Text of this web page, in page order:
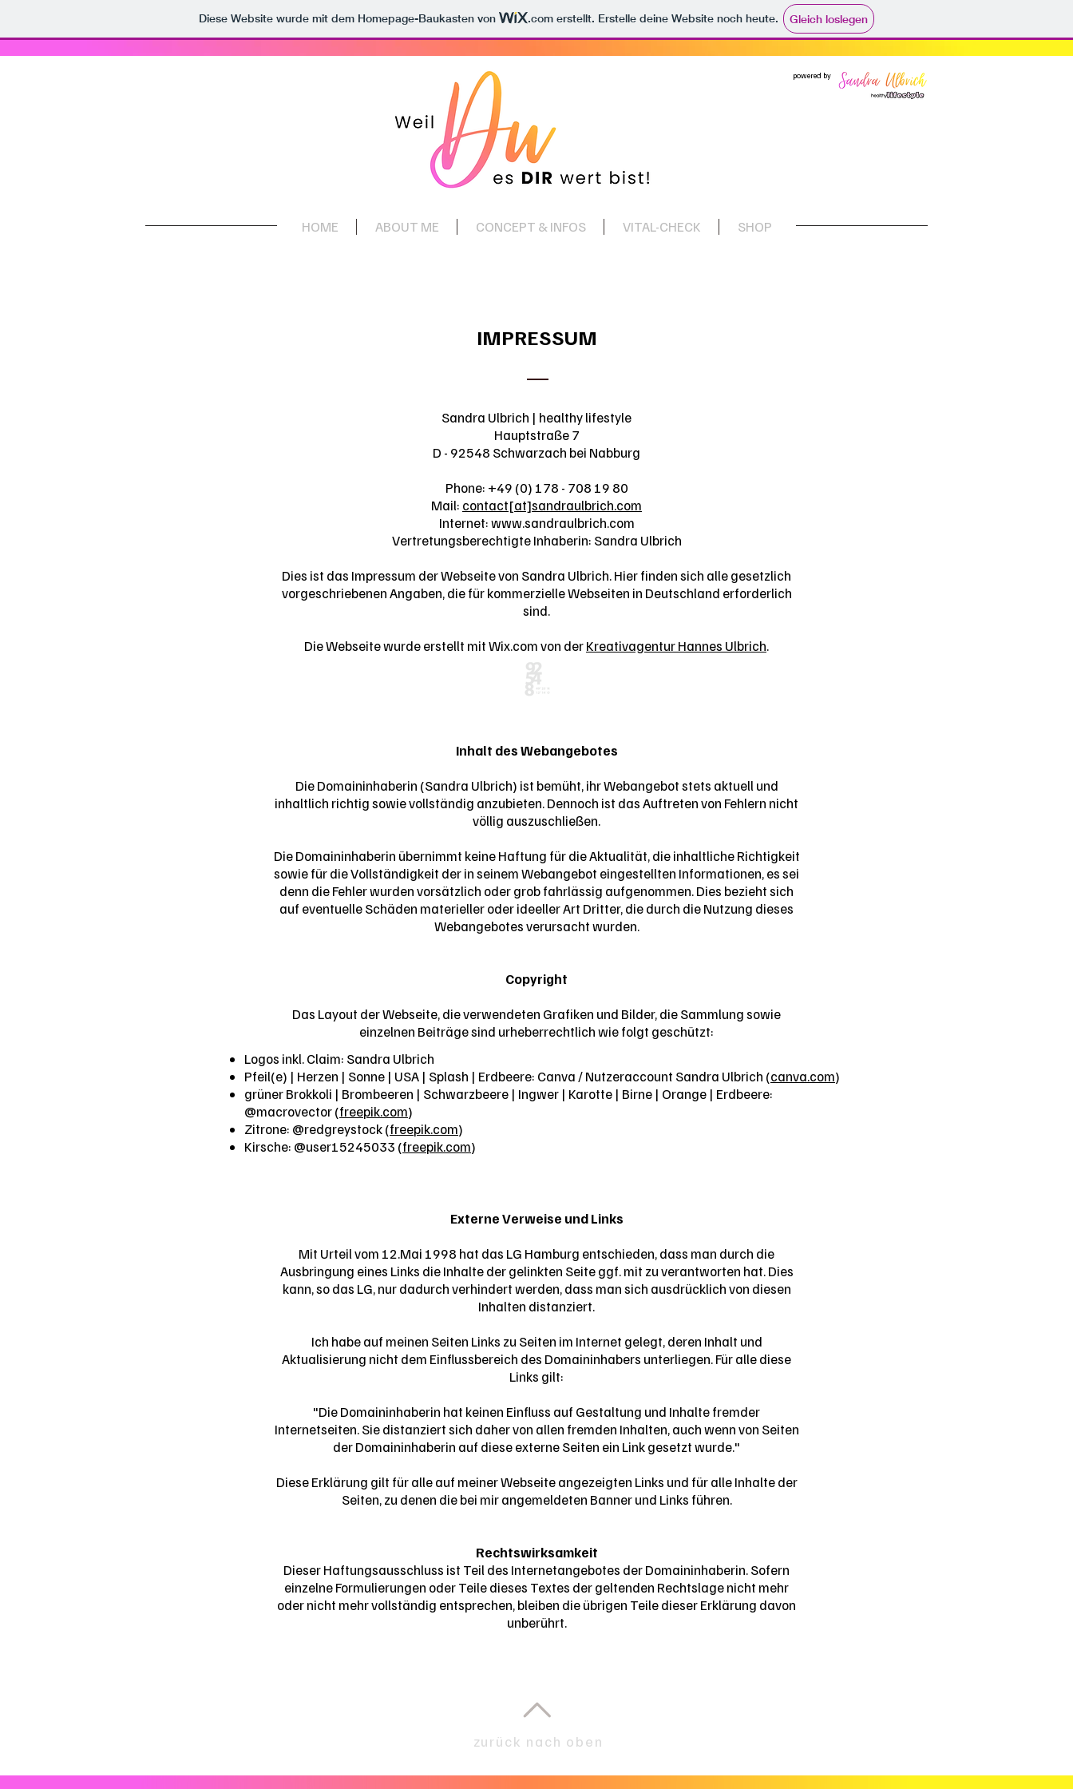
Diese Website wurde mit dem Homepage-Baukasten von .com erstellt. Erstelle deine Website noch heute. Gleich loslegen
powered by
HOME ABOUT ME CONCEPT & INFOS VITAL-CHECK SHOP
IMPRESSUM
Sandra Ulbrich | healthy lifestyle
Hauptstraße 7
D - 92548 Schwarzach bei Nabburg
Phone: +49 (0) 178 - 708 19 80
Mail: contact[at]sandraulbrich.com
Internet: www.sandraulbrich.com
Vertretungsberechtigte Inhaberin: Sandra Ulbrich
Dies ist das Impressum der Webseite von Sandra Ulbrich. Hier finden sich alle gesetzlich
vorgeschriebenen Angaben, die für kommerzielle Webseiten in Deutschland erforderlich
sind.
Die Webseite wurde erstellt mit Wix.com von​ derKreativagentur Hannes Ulbrich.
Inhalt des Webangebotes
Die Domaininhaberin (Sandra Ulbrich) ist bemüht, ihr Webangebot stets aktuell und
inhaltlich richtig sowie vollständig anzubieten. Dennoch ist das Auftreten von Fehlern nicht
völlig auszuschließen.
Die Domaininhaberin übernimmt keine Haftung für die Aktualität, die inhaltliche Richtigkeit
sowie für die Vollständigkeit der in seinem Webangebot eingestellten Informationen, es sei
denn die Fehler wurden vorsätzlich oder grob fahrlässig aufgenommen. Dies bezieht sich
auf eventuelle Schäden materieller oder ideeller Art Dritter, die durch die Nutzung dieses
Webangebotes verursacht wurden.
Copyright
Das Layout der Webseite, die verwendeten Grafiken und Bilder, die Sammlung sowie
einzelnen Beiträge sind urheberrechtlich wie folgt geschützt:
Logos inkl. Claim: Sandra Ulbrich
Pfeil(e) | Herzen | Sonne | USA | Splash | Erdbeere: Canva / Nutzeraccount Sandra Ulbrich (canva.com)
grüner Brokkoli | Brombeeren | Schwarzbeere | Ingwer | Karotte | Birne | Orange | Erdbeere:
@macrovector (freepik.com)
Zitrone: @redgreystock (freepik.com)
Kirsche: @user15245033 (freepik.com)
Externe Verweise und Links
Mit Urteil vom 12.Mai 1998 hat das LG Hamburg entschieden, dass man durch die
Ausbringung eines Links die Inhalte der gelinkten Seite ggf. mit zu verantworten hat. Dies
kann, so das LG, nur dadurch verhindert werden, dass man sich ausdrücklich von diesen
Inhalten distanziert.
Ich habe auf meinen Seiten Links zu Seiten im Internet gelegt, deren Inhalt und
Aktualisierung nicht dem Einflussbereich des Domaininhabers unterliegen. Für alle diese
Links gilt:
"Die Domaininhaberin hat keinen Einfluss auf Gestaltung und Inhalte fremder
Internetseiten. Sie distanziert sich daher von allen fremden Inhalten, auch wenn von Seiten
der Domaininhaberin auf diese externe Seiten ein Link gesetzt wurde."
Diese Erklärung gilt für alle auf meiner Webseite angezeigten Links und für alle Inhalte der
Seiten, zu denen die bei mir angemeldeten Banner und Links führen.
Rechtswirksamkeit
Dieser Haftungsausschluss ist Teil des Internetangebotes der Domaininhaberin. Sofern
einzelne Formulierungen oder Teile dieses Textes der geltenden Rechtslage nicht mehr
oder nicht mehr vollständig entsprechen, bleiben die übrigen Teile dieser Erklärung davon
unberührt.
zurück nach oben